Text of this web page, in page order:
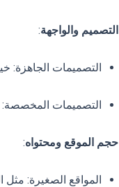
التصميم والواجهة:
التصميمات الجاهزة: خيار
التصميمات المخصصة: تناسب
حجم الموقع ومحتواه:
المواقع الصغيرة: مثل